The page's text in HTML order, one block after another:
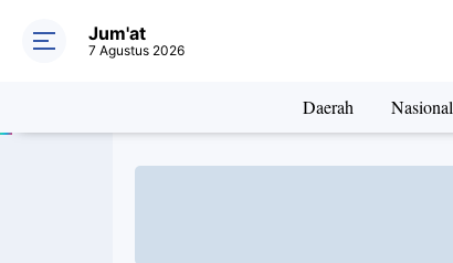
Jum'at
7 Agustus 2026
Daerah Nasional